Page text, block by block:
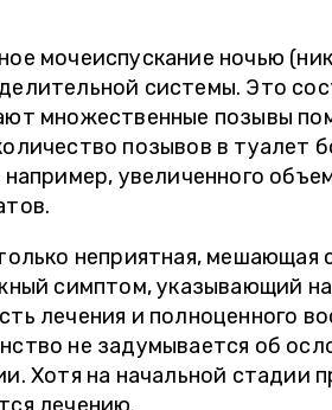
мочеиспускание ночью
системы. Это
множественные позывы
позывов в туалет
например, увеличенного
неприятная, мешающая
симптом, указывающий
лечения и полноценного
не задумывается об
Хотя на начальной стадии